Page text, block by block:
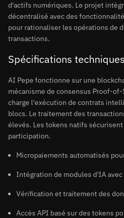
d'actifs numériques. Le projet
décentralisé avec des
pour rationaliser les opérations de
transactions.
Spécifications techniques
AI Pepe fonctionne sur une
mécanisme de consensus Proof-of-
charge l'exécution de contrats
blocs. Le traitement des
élevés. Les tokens natifs
participation.
Micropaiements automatisés
Intégration de modules d'IA
Vérification et traitement des
Accès API basé sur des tokens